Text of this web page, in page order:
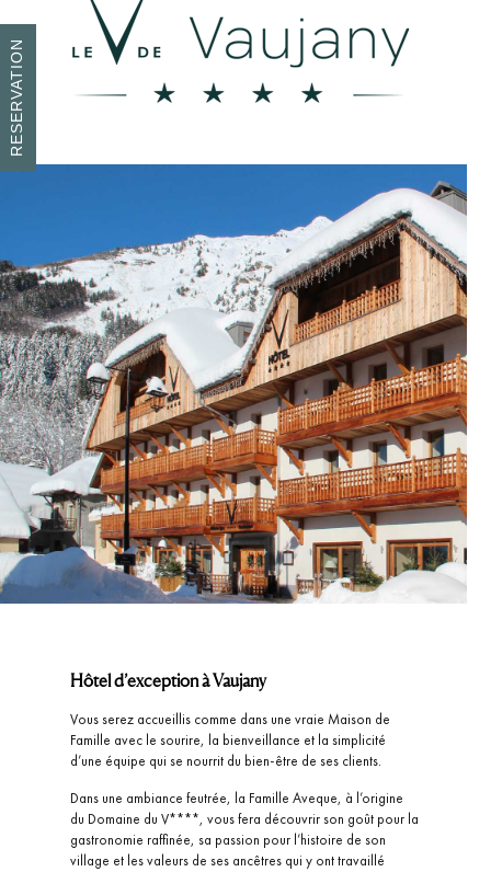
Hôtel d’exception à Vaujany
Vous serez accueillis comme dans une vraie Maison de
Famille avec le sourire, la bienveillance et la simplicité
d’une équipe qui se nourrit du bien-être de ses clients.
Dans une ambiance feutrée, la Famille Aveque, à l’origine
du Domaine du V****, vous fera découvrir son goût pour la
gastronomie raffinée, sa passion pour l’histoire de son
village et les valeurs de ses ancêtres qui y ont travaillé
RESERVATION